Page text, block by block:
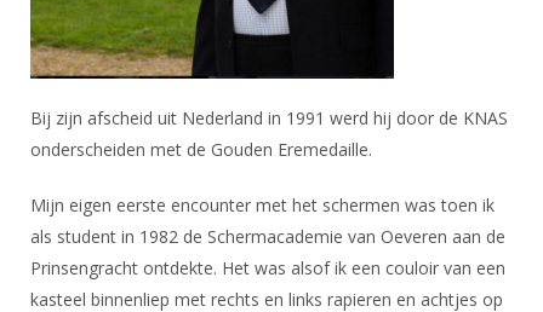
Bij zijn afscheid uit Nederland in 1991 werd hij door de KNAS
onderscheiden met de Gouden Eremedaille.
Mijn eigen eerste encounter met het schermen was toen ik
als student in 1982 de Schermacademie van Oeveren aan de
Prinsengracht ontdekte. Het was alsof ik een couloir van een
kasteel binnenliep met rechts en links rapieren en achtjes op